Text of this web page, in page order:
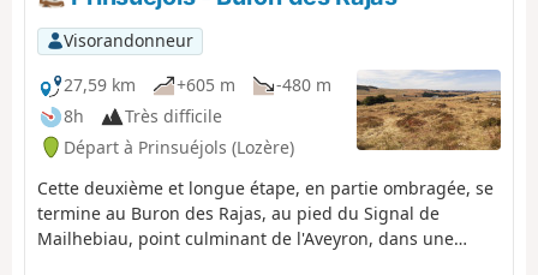
Visorandonneur
27,59 km
+605 m
-480 m
8h
Très difficile
Départ à Prinsuéjols (Lozère)
Cette deuxième et longue étape, en partie ombragée, se
termine au Buron des Rajas, au pied du Signal de
Mailhebiau, point culminant de l'Aveyron, dans une